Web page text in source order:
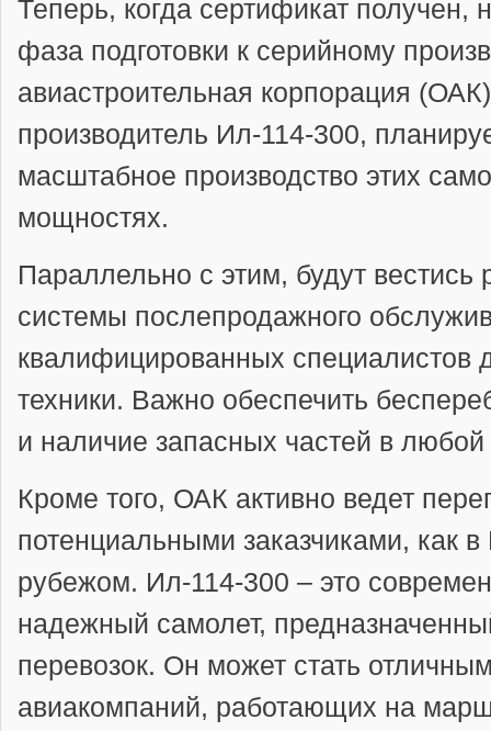
Теперь, когда сертификат получен,
фаза подготовки к серийному
авиастроительная корпорация
производитель Ил-114-300,
масштабное производство этих
мощностях.
Параллельно с этим, будут вестись
системы послепродажного
квалифицированных специалистов
техники. Важно обеспечить
и наличие запасных частей в любой
Кроме того, ОАК активно ведет
потенциальными заказчиками, как в
рубежом. Ил-114-300 – это
надежный самолет,
перевозок. Он может стать
авиакомпаний, работающих на